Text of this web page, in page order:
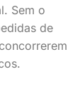
Sem o
de